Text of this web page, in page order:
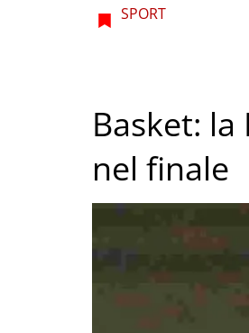
SPORT
Basket:
nel finale